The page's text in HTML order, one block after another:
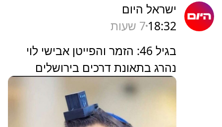
ישראל היום
18:32 7 שעות
בגיל 46: הזמר והפייטן אבישי לוי
נהרג בתאונת דרכים בירושלים